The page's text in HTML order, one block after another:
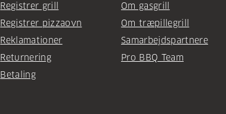
Registrer grill
Registrer pizzaovn
Reklamationer
Returnering
Betaling
Om gasgrill
Om træpillegrill
Samarbejdspartnere
Pro BBQ Team